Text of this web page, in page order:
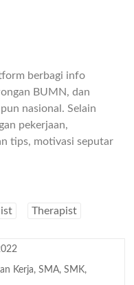
berbagi info
BUMN, dan
nasional. Selain
pekerjaan,
tips, motivasi seputar
Therapist
Kerja,SMA,SMK,